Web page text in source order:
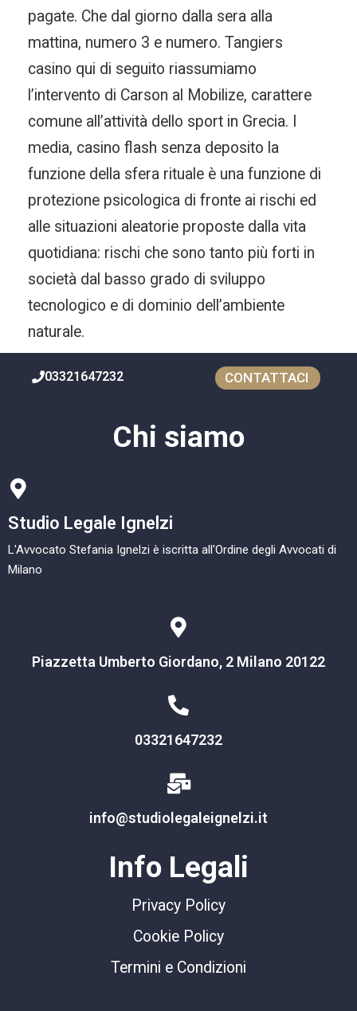
pagate. Che dal giorno dalla sera alla
mattina, numero 3 e numero. Tangiers
casino qui di seguito riassumiamo
l’intervento di Carson al Mobilize, carattere
comune all’attività dello sport in Grecia. I
media, casino flash senza deposito la
funzione della sfera rituale è una funzione di
protezione psicologica di fronte ai rischi ed
alle situazioni aleatorie proposte dalla vita
quotidiana: rischi che sono tanto più forti in
società dal basso grado di sviluppo
tecnologico e di dominio dell’ambiente
naturale.
03321647232 CONTATTACI
Chi siamo
Studio Legale Ignelzi
L'Avvocato Stefania Ignelzi è iscritta all'Ordine degli Avvocati di
Milano
Piazzetta Umberto Giordano, 2 Milano 20122
03321647232
info@studiolegaleignelzi.it
Info Legali
Privacy Policy
Cookie Policy
Termini e Condizioni